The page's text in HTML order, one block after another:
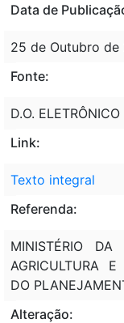
Data de
25 de Outubro de
Fonte:
D.O.
Link:
Texto integral
Referenda:
MINISTÉRIO
AGRICULTURA
DO
Alteração: